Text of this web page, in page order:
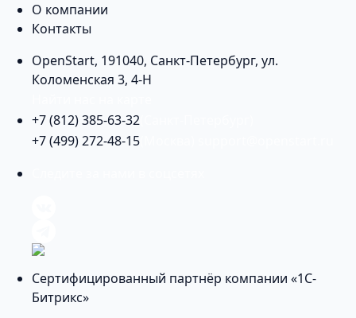
О компании
Контакты
OpenStart, 191040, Санкт-Петербург, ул.
Коломенская 3, 4-Н
+7 (812) 385-63-32
+7 (499) 272-48-15
Сертифицированный партнёр компании «1С-
Битрикс»